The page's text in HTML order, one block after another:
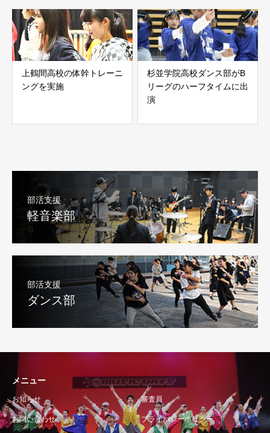
上鶴間高校の体幹トレーニ
ングを実施
杉並学院高校ダンス部がB
リーグのハーフタイムに出
演
部活支援
軽音楽部
部活支援
ダンス部
メニュー
お知らせ 審査員
お問い合わせ プライバシーポリシー